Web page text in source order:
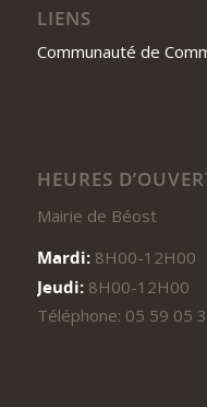
LIENS
Communauté de
HEURES
Mairie de Béost
Mardi: 8H00-12H00
Jeudi: 8H00-12H00
Téléphone: 05 59 05